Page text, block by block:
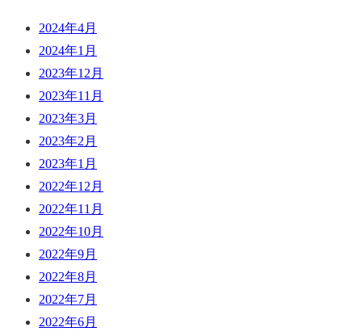
2024年4月
2024年1月
2023年12月
2023年11月
2023年3月
2023年2月
2023年1月
2022年12月
2022年11月
2022年10月
2022年9月
2022年8月
2022年7月
2022年6月